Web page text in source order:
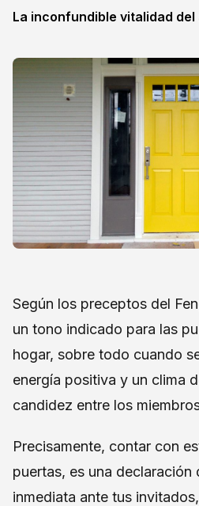
La inconfundible vitalidad del
Según los preceptos del
un tono indicado para las
hogar, sobre todo cuando
energía positiva y un clima
candidez entre los
Precisamente, contar con
puertas, es una declaración
inmediata ante tus